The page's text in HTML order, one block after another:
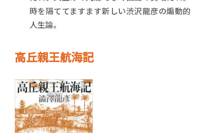
時を隔ててますます新しい渋沢龍彦の煽動的
人生論。
高丘親王航海記